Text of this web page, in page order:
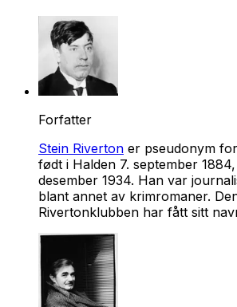
Forfatter
Stein Riverton er pseudonym
født i Halden 7. september
desember 1934. Han var
blant annet av krimromaner.
Rivertonklubben har fått sitt